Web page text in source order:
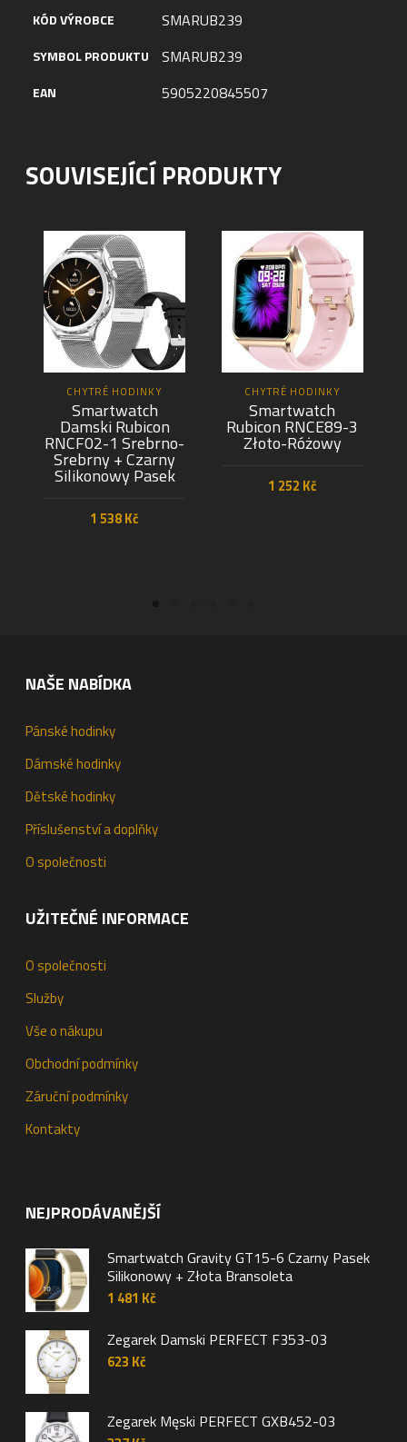
KÓD VÝROBCE SMARUB239
SYMBOL PRODUKTU SMARUB239
EAN 5905220845507
SOUVISEJÍCÍ PRODUKTY
CHYTRÉ HODINKY
Smartwatch
Damski Rubicon
RNCF02-1 Srebrno-
Srebrny + Czarny
Silikonowy Pasek
1 538Kč
CHYTRÉ HODINKY
Smartwatch
Rubicon RNCE89-3
Złoto-Różowy
1 252 Kč
NAŠE NABÍDKA
Pánské hodinky
Dámské hodinky
Dětské hodinky
Příslušenství a doplňky
O společnosti
UŽITEČNÉ INFORMACE
O společnosti
Služby
Vše o nákupu
Obchodní podmínky
Záruční podmínky
Kontakty
NEJPRODÁVANĚJŠÍ
Smartwatch Gravity GT15-6 Czarny Pasek
Silikonowy + Złota Bransoleta
1 481 Kč
Zegarek Damski PERFECT F353-03
623 Kč
Zegarek Męski PERFECT GXB452-03